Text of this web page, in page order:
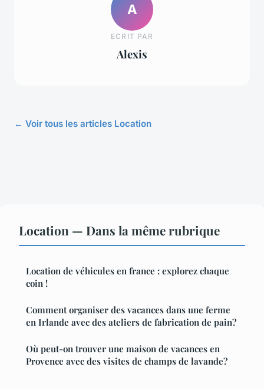
A
ECRIT PAR
Alexis
← Voir tous les articles Location
Location — Dans la même rubrique
Location de véhicules en france : explorez chaque
coin !
Comment organiser des vacances dans une ferme
en Irlande avec des ateliers de fabrication de pain?
Où peut-on trouver une maison de vacances en
Provence avec des visites de champs de lavande?